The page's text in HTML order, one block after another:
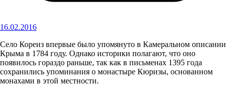
16.02.2016
Село Кореиз впервые было упомянуто в Камеральном описании
Крыма в 1784 году. Однако историки полагают, что оно
появилось гораздо раньше, так как в письменах 1395 года
сохранились упоминания о монастыре Кюризы, основанном
монахами в этой местности.